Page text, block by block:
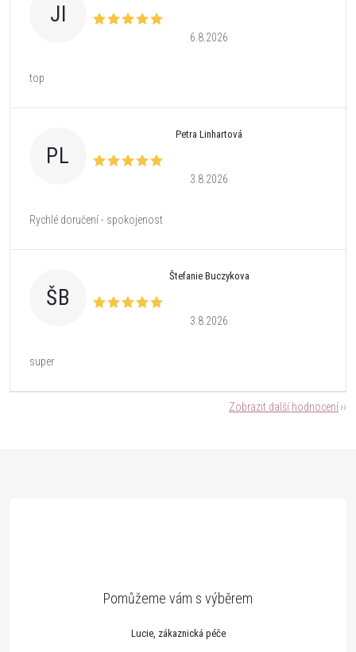
JI
6.8.2026
top
PL
Petra Linhartová
3.8.2026
Rychlé doručení - spokojenost
ŠB
Štefanie Buczykova
3.8.2026
super
Zobrazit další hodnocení
Lucie